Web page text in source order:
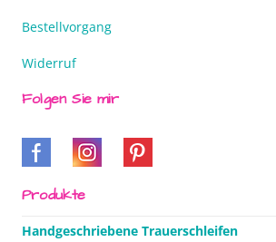
Bestellvorgang
Widerruf
Folgen Sie mir
Produkte
Handgeschriebene Trauerschleifen